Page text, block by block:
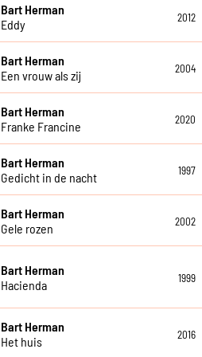
Bart Herman
Eddy
2012
Bart Herman
Een vrouw als zij
2004
Bart Herman
Franke Francine
2020
Bart Herman
Gedicht in de nacht
1997
Bart Herman
Gele rozen
2002
Bart Herman
Hacienda
1999
Bart Herman
Het huis
2016